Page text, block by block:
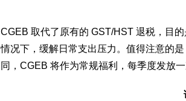
CGEB 取代了原有的 GST/HST 退税，目
情况下，缓解日常支出压力。值得注意的
同，CGEB 将作为常规福利，每季度发放一